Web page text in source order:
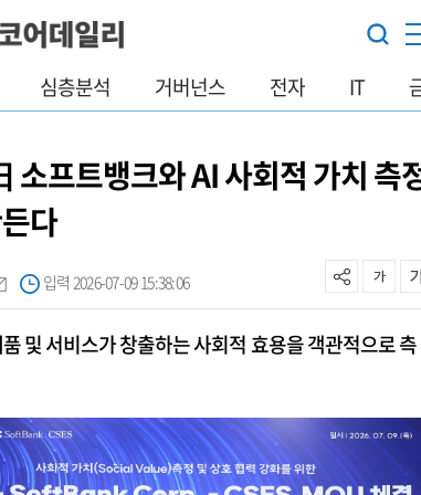
심층분석 거버넌스 전자 IT
소프트뱅크와 AI 사회적 가치 측
다
입력 2026-07-09 15:38:06
품 및 서비스가 창출하는 사회적 효용을 객관적으로 측